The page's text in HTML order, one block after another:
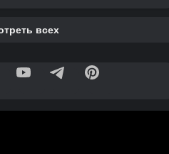
всех